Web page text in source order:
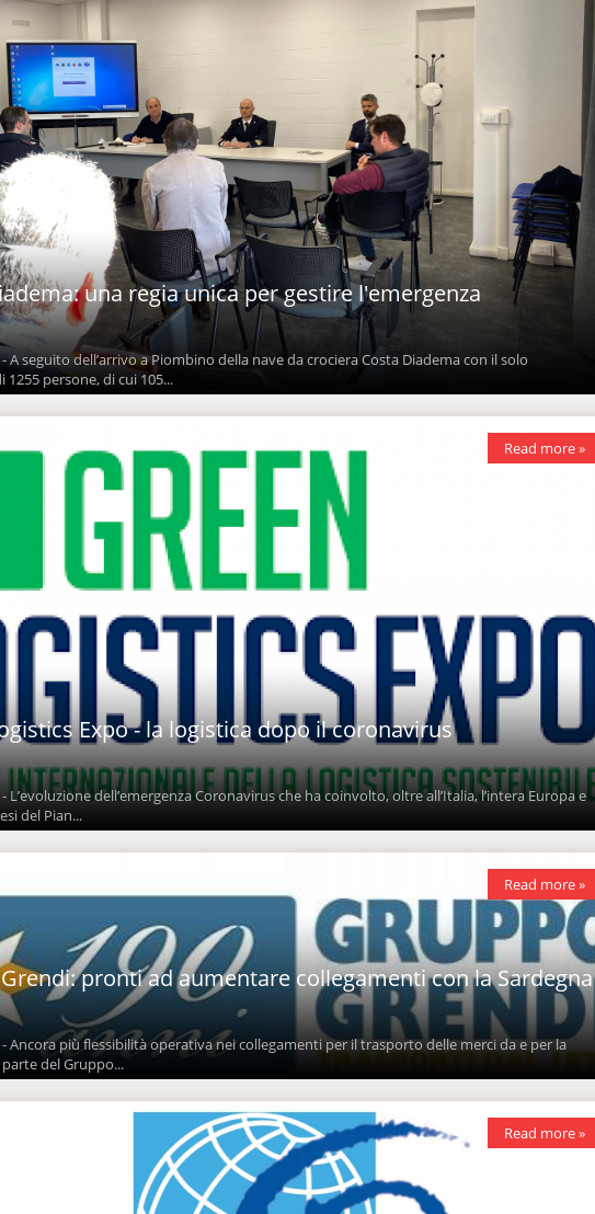
una regia unica per gestire l'emergenza
A seguito dell’arrivo a Piombino della nave da crociera Costa Diadema con il solo
1255 persone, di cui 105...
Expo - la logistica dopo il coronavirus
L’evoluzione dell’emergenza Coronavirus che ha coinvolto, oltre all’Italia, l’intera Europa e
del Pian...
Read more »
pronti ad aumentare collegamenti con la Sardegna
- Ancora più flessibilità operativa nei collegamenti per il trasporto delle merci da e per la
del Gruppo...
Read more »
Read more »